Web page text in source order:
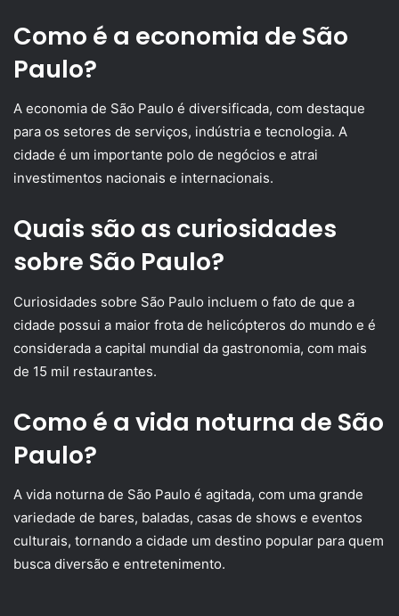
Como é a economia de São
Paulo?
A economia de São Paulo é diversificada, com destaque
para os setores de serviços, indústria e tecnologia. A
cidade é um importante polo de negócios e atrai
investimentos nacionais e internacionais.
Quais são as curiosidades
sobre São Paulo?
Curiosidades sobre São Paulo incluem o fato de que a
cidade possui a maior frota de helicópteros do mundo e é
considerada a capital mundial da gastronomia, com mais
de 15 mil restaurantes.
Como é a vida noturna de São
Paulo?
A vida noturna de São Paulo é agitada, com uma grande
variedade de bares, baladas, casas de shows e eventos
culturais, tornando a cidade um destino popular para quem
busca diversão e entretenimento.